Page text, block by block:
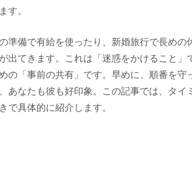
す。
準備で有給を使ったり、新婚旅行で長めの
出てきます。これは「迷惑をかけること」
の「事前の共有」です。早めに、順番を守
あなたも彼も好印象。この記事では、タイ
で具体的に紹介します。